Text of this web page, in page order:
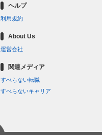
ヘルプ
利用規約
About Us
運営会社
関連メディア
すべらない転職
すべらないキャリア